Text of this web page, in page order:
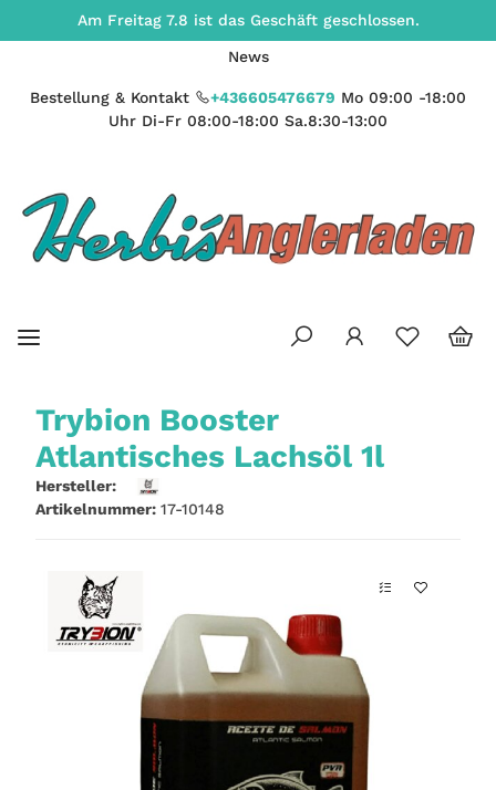
Am Freitag 7.8 ist das Geschäft geschlossen.
News
Bestellung & Kontakt +436605476679 Mo 09:00 -18:00
Uhr Di-Fr 08:00-18:00 Sa.8:30-13:00
Trybion Booster
Atlantisches Lachsöl 1l
Hersteller:
Artikelnummer: 17-10148